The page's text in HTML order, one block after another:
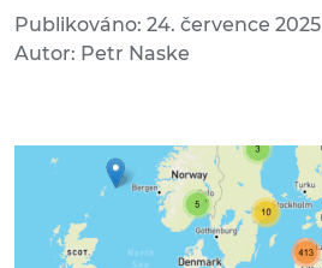
Publikováno: 24. července 2025
Autor: Petr Naske